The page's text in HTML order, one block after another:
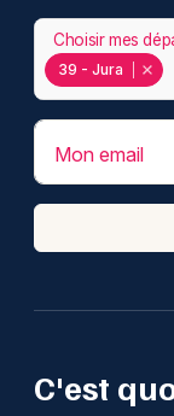
C'est
39 - Jura
Choisir mes
Mon email